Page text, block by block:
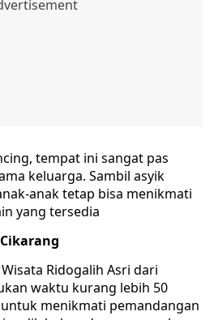
tempat ini sangat pas
keluarga. Sambil asyik
anak tetap bisa menikmati
yang tersedia
Ridogalih Asri dari
waktu kurang lebih 50
menikmati pemandangan